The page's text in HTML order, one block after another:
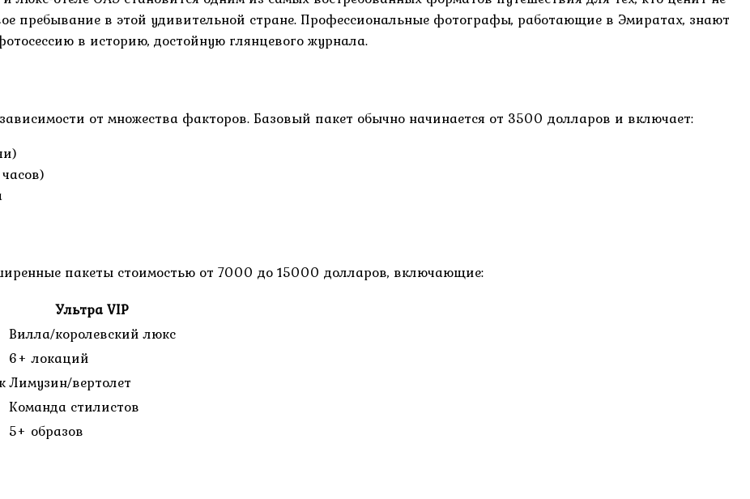
пребывание в этой удивительной стране. Профессиональные фотографы, работающие в Эмиратах, знают
в историю, достойную глянцевого журнала.
от множества факторов. Базовый пакет обычно начинается от 3500 долларов и включает:
пакеты стоимостью от 7000 до 15000 долларов, включающие:
Ультра VIP
Вилла/королевский люкс
6+ локаций
Лимузин/вертолет
Команда стилистов
5+ образов